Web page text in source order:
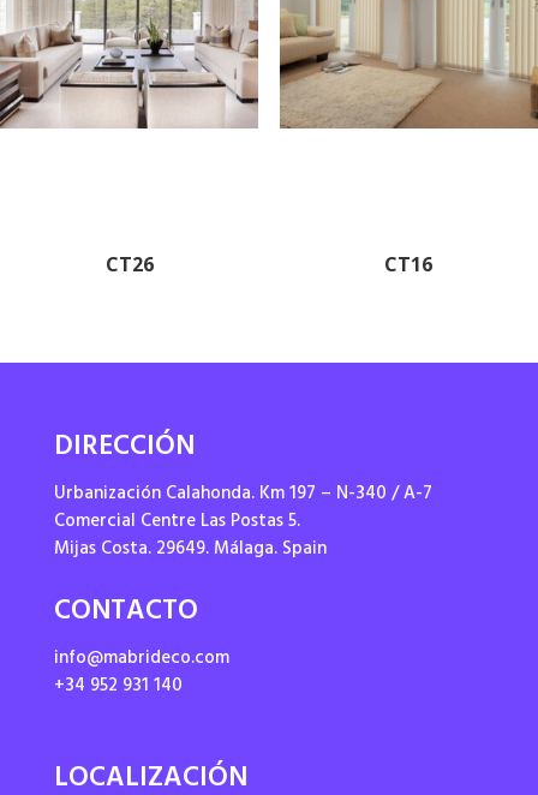
CT26 CT16
DIRECCIÓN
Urbanización Calahonda. Km 197 – N-340 / A-7
Comercial Centre Las Postas 5.
Mijas Costa. 29649. Málaga. Spain
CONTACTO
info@mabrideco.com
+34 952 931 140
LOCALIZACIÓN